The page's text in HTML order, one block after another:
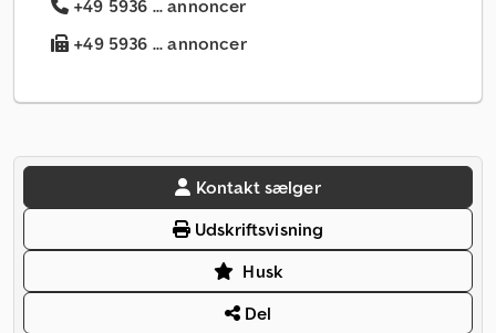
+49 5936 ... annoncer
+49 5936 ... annoncer
Kontakt sælger
Udskriftsvisning
Husk
Del